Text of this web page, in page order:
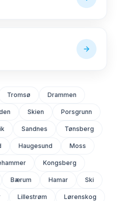
Tromsø Drammen
Skien Porsgrunn
Sandnes Tønsberg
Haugesund Moss
Kongsberg
Bærum Hamar Ski
Lillestrøm Lørenskog